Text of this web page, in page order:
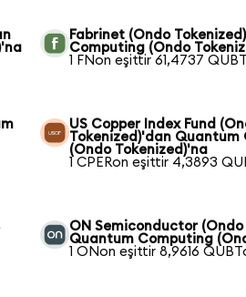
Fabrinet (Ondo
Computing (Ondo
1 FNon eşittir 61,4737
US Copper Index Fund
Tokenized)'dan Quantum
(Ondo Tokenized)'na
1 CPERon eşittir 4,3893
ON Semiconductor
Quantum Computing
1 ONon eşittir 8,9616